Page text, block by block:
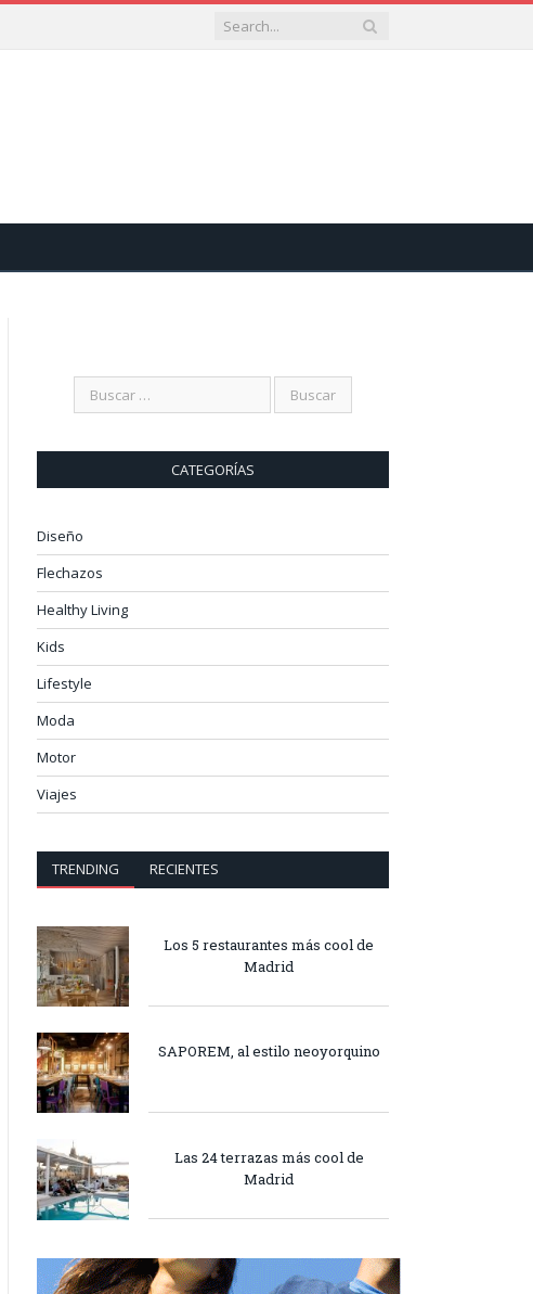
CATEGORÍAS
Diseño
Flechazos
Healthy Living
Kids
Lifestyle
Moda
Motor
Viajes
TRENDING RECIENTES
Los 5 restaurantes más cool de
Madrid
SAPOREM, al estilo neoyorquino
Las 24 terrazas más cool de
Madrid